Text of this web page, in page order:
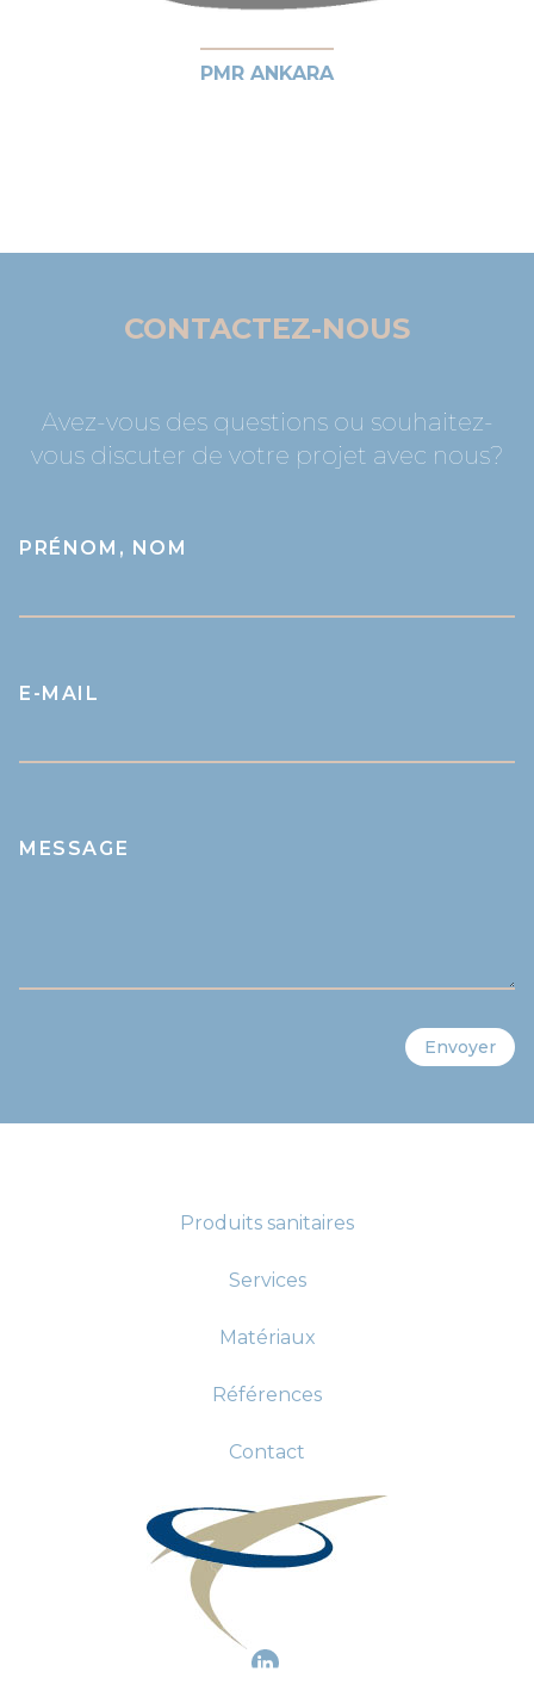
PMR ANKARA
CONTACTEZ-NOUS
Avez-vous des questions ou souhaitez-
vous discuter de votre projet avec nous?
PRÉNOM, NOM
E-MAIL
MESSAGE
Envoyer
Produits sanitaires
Services
Matériaux
Références
Contact